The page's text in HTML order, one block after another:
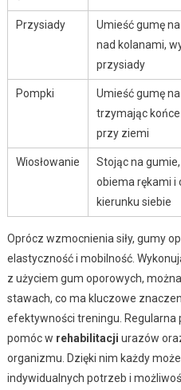
Przysiady
Umieść gumę
nad kolanami,
przysiady
Pompki
Umieść gumę
trzymając
przy ziemi
Wiosłowanie
Stojąc na
obiema rękami i
kierunku siebie
Oprócz wzmocnienia siły, gumy
elastyczność i mobilność.
z użyciem gum oporowych,
stawach, co ma kluczowe
efektywności treningu.
pomóc w rehabilitacji urazów
organizmu. Dzięki nim każdy
indywidualnych potrzeb i